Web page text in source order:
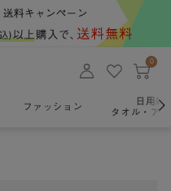
0
ファッション
日用雑
タオル・ア